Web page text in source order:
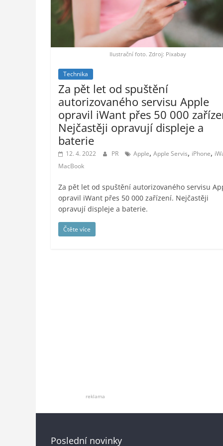
styl,
auto-
Ilustrační foto. Zdroj: Pixabay
Technika
Za pět let od spuštění
autorizovaného servisu Apple
opravil iWant přes 50 000
Nejčastěji opravují displeje a
baterie
12. 4. 2022 PR Apple, Apple Servis, iPhone,
MacBook
Za pět let od spuštění autorizovaného servisu
opravil iWant přes 50 000 zařízení. Nejčastěji
opravují displeje a baterie.
Čtěte více
reklama
Poslední novinky